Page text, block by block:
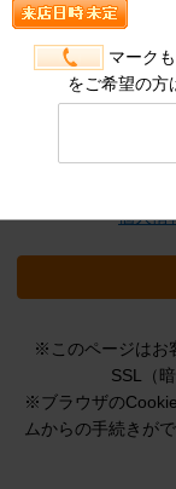
ドレス必
須
マーク
をご希望の方
個人情
※このページはお
SSL（
※ブラウザの
ムからの手続きが